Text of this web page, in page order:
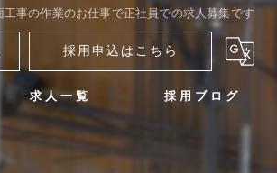
事の作業のお仕事で正社員での求人募集です
採用申込はこちら
求人一覧 採用ブログ